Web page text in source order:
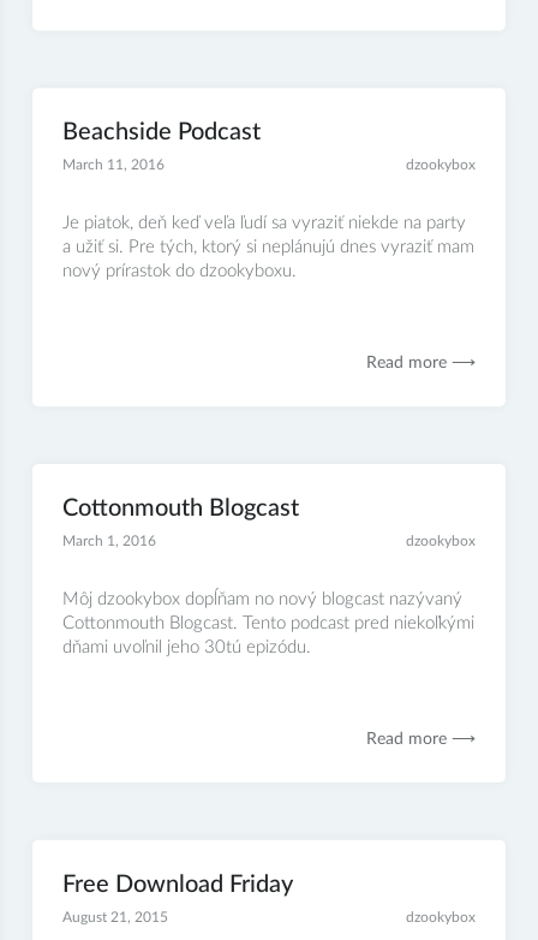
Beachside Podcast
March 11, 2016 dzookybox
Je piatok, deň keď veľa ľudí sa vyraziť niekde na party
a užiť si. Pre tých, ktorý si neplánujú dnes vyraziť mam
nový prírastok do dzookyboxu.
Read more ⟶
Cottonmouth Blogcast
March 1, 2016 dzookybox
Môj dzookybox dopĺňam no nový blogcast nazývaný
Cottonmouth Blogcast. Tento podcast pred niekoľkými
dňami uvoľnil jeho 30tú epizódu.
Read more ⟶
Free Download Friday
August 21, 2015 dzookybox